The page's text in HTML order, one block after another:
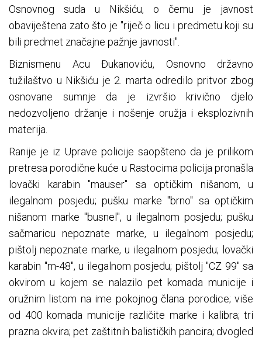
Osnovnog suda u Nikšiću, o čemu je javnost
obaviještena zato što je "riječ o licu i predmetu koji su
bili predmet značajne pažnje javnosti".
Biznismenu Acu Đukanoviću, Osnovno državno
tužilaštvo u Nikšiću je 2. marta odredilo pritvor zbog
osnovane sumnje da je izvršio krivično djelo
nedozvoljeno držanje i nošenje oružja i eksplozivnih
materija.
Ranije je iz Uprave policije saopšteno da je prilikom
pretresa porodične kuće u Rastocima policija pronašla
lovački karabin "mauser" sa optičkim nišanom, u
ilegalnom posjedu; pušku marke "brno" sa optičkim
nišanom marke "busnel", u ilegalnom posjedu; pušku
sačmaricu nepoznate marke, u ilegalnom posjedu;
pištolj nepoznate marke, u ilegalnom posjedu; lovački
karabin "m-48", u ilegalnom posjedu; pištolj "CZ 99" sa
okvirom u kojem se nalazilo pet komada municije i
oružnim listom na ime pokojnog člana porodice; više
od 400 komada municije različite marke i kalibra; tri
prazna okvira; pet zaštitnih balističkih pancira; dvogled